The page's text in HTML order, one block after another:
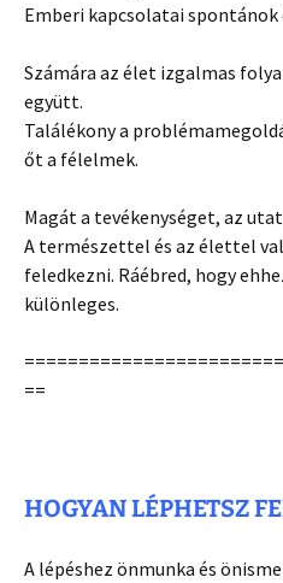
Emberi kapcsolatai spontánok
Számára az élet izgalmas
együtt.
Találékony a
őt a félelmek.
Magát a tevékenységet, az
A természettel és az élettel
feledkezni. Ráébred, hogy
különleges.
==
HOGYAN LÉPHETSZ
A lépéshez önmunka és